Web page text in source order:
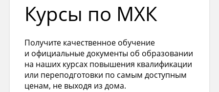
Курсы по МХК
Получите качественное обучение
и официальные документы об образовании
на наших курсах повышения квалификации
или переподготовки по самым доступным
ценам, не выходя из дома.